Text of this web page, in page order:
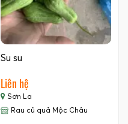
Su su
Liên hệ
Sơn La
Rau củ quả Mộc Châu